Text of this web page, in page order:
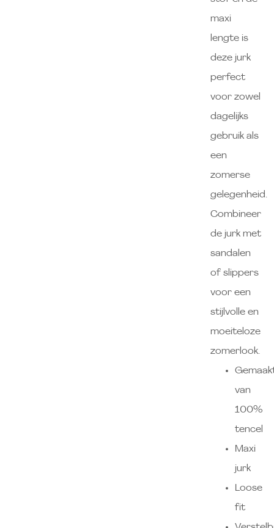
maxi
lengte is
deze jurk
perfect
voor zowel
dagelijks
gebruik als
een
zomerse
gelegenheid.
Combineer
de jurk met
sandalen
of slippers
voor een
stijlvolle en
moeiteloze
zomerlook.
van
100%
tencel
Maxi
jurk
Loose
fit